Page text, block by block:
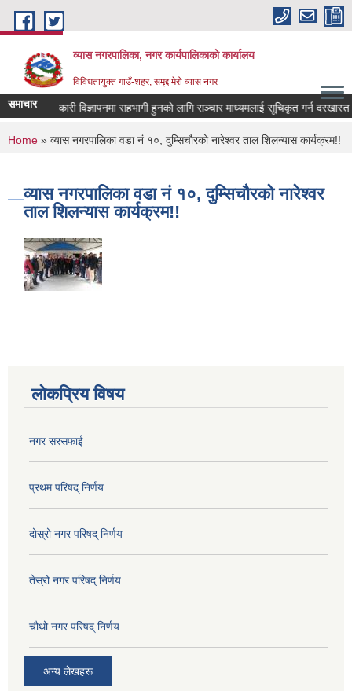
Skip to main content
व्यास नगरपालिका, नगर कार्यपालिकाको कार्यालय
विविधतायुक्त गाउँ-शहर, समृद्द मेरो व्यास नगर
समाचार
कल्याणकारी विज्ञापनमा सहभागी हुनको लागि सञ्चार माध्यमलाई सूचिकृत गर्न दरखास्त
You are here
Home » व्यास नगरपालिका वडा नं १०, दुम्सिचौरको नारेश्वर ताल शिलन्यास कार्यक्रम!!
व्यास नगरपालिका वडा नं १०, दुम्सिचौरको नारेश्वर
ताल शिलन्यास कार्यक्रम!!
लोकप्रिय विषय
नगर सरसफाई
प्रथम परिषद् निर्णय
दोस्रो नगर परिषद् निर्णय
तेस्रो नगर परिषद् निर्णय
चौथो नगर परिषद् निर्णय
अन्य लेखहरू